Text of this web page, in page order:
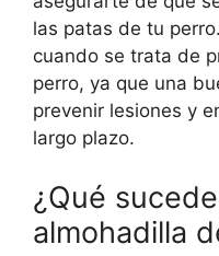
las patas de tu
cuando se trata de
perro, ya que una
prevenir lesiones y
largo plazo.
¿Qué
almohadilla